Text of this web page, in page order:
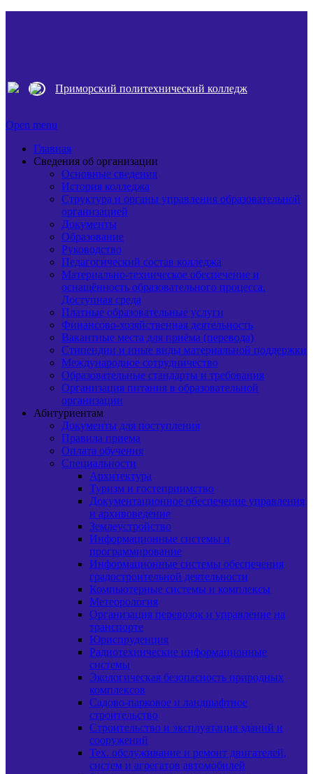
Приморский политехнический колледж
Open menu
Главная
Сведения об организации
Основные сведения
История колледжа
Структура и органы управления образовательной
организацией
Документы
Образование
Руководство
Педагогический состав колледжа
Материально-техническое обеспечение и
оснащённость образовательного процесса.
Доступная среда
Платные образовательные услуги
Финансово-хозяйственная деятельность
Вакантные места для приёма (перевода)
Стипендии и иные виды материальной поддержки
Международное сотрудничество
Образовательные стандарты и требования
Организация питания в образовательной
организации
Абитуриентам
Документы для поступления
Правила приема
Оплата обучения
Специальности
Архитектура
Туризм и гостеприимство
Документационное обеспечение управления
и архивоведение
Землеустройство
Информационные системы и
программирование
Информационные системы обеспечения
градостроительной деятельности
Компьютерные системы и комплексы
Метеорология
Организация перевозок и управление на
транспорте
Юриспруденция
Радиотехнические информационные
системы
Экологическая безопасность природных
комплексов
Садово-парковое и ландшафтное
строительство
Строительство и эксплуатация зданий и
сооружений
Тех. обслуживание и ремонт двигателей,
систем и агрегатов автомобилей